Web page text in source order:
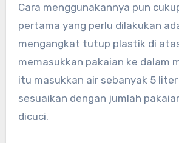
Cara menggunakannya pun
pertama yang perlu dilakukan
mengangkat tutup plastik di
memasukkan pakaian ke dalam
itu masukkan air sebanyak 5
sesuaikan dengan jumlah
dicuci.